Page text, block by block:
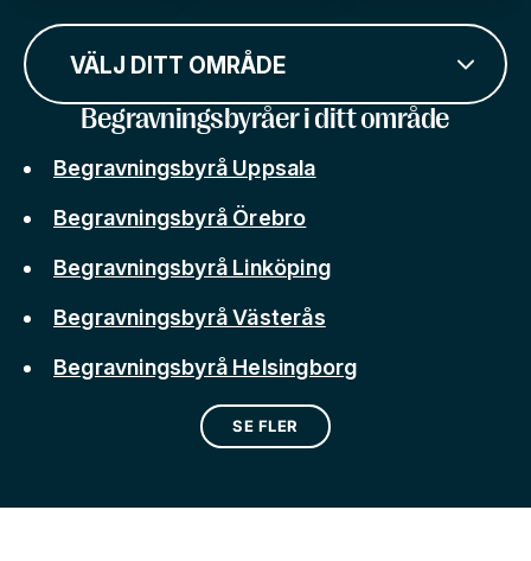
VÄLJ DITT OMRÅDE
Begravningsbyråer i ditt område
Begravningsbyrå Uppsala
Begravningsbyrå Örebro
Begravningsbyrå Linköping
Begravningsbyrå Västerås
Begravningsbyrå Helsingborg
SE FLER